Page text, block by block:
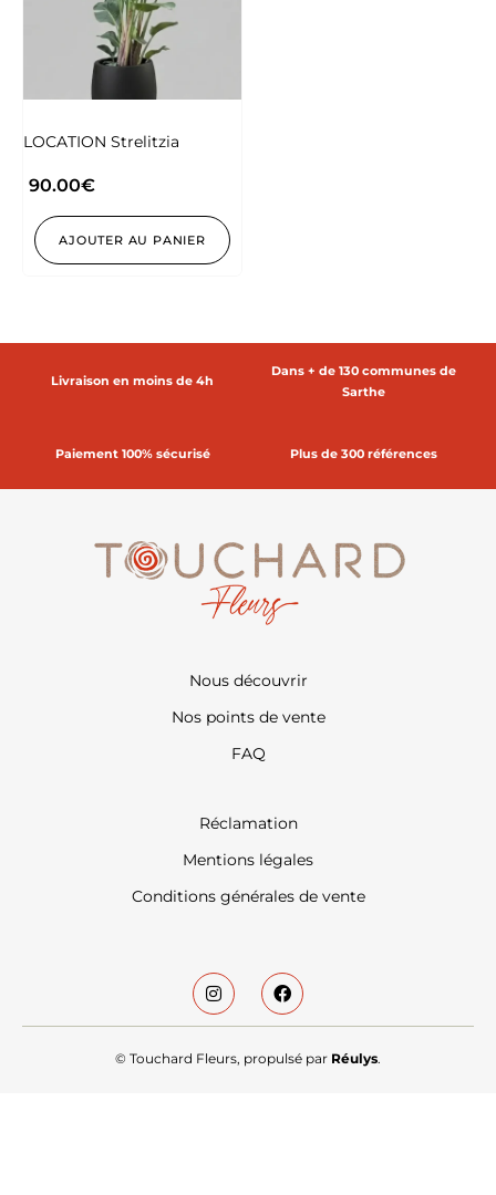
LOCATION Strelitzia
90.00€
AJOUTER AU PANIER
Livraison en moins de 4h
Dans + de 130 communes de
Sarthe
Paiement 100% sécurisé Plus de 300 références
Nous découvrir
Nos points de vente
FAQ
Réclamation
Mentions légales
Conditions générales de vente
© Touchard Fleurs, propulsé par Réulys.